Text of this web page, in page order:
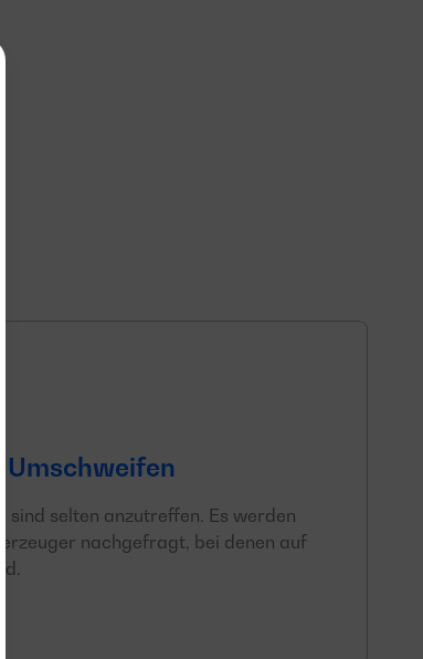
sind selten anzutreffen. Es werden
nachgefragt, bei denen auf